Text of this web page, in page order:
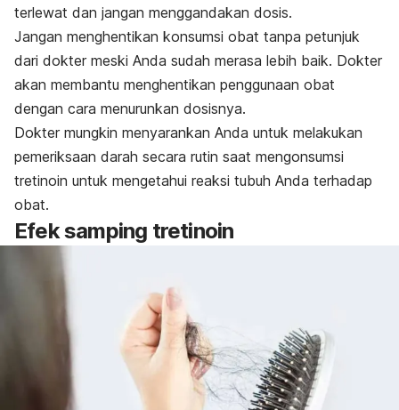
terlewat dan jangan menggandakan dosis.
Jangan menghentikan konsumsi obat tanpa petunjuk
dari dokter meski Anda sudah merasa lebih baik. Dokter
akan membantu menghentikan penggunaan obat
dengan cara menurunkan dosisnya.
Dokter mungkin menyarankan Anda untuk melakukan
pemeriksaan darah secara rutin saat mengonsumsi
tretinoin untuk mengetahui reaksi tubuh Anda terhadap
obat.
Efek samping tretinoin